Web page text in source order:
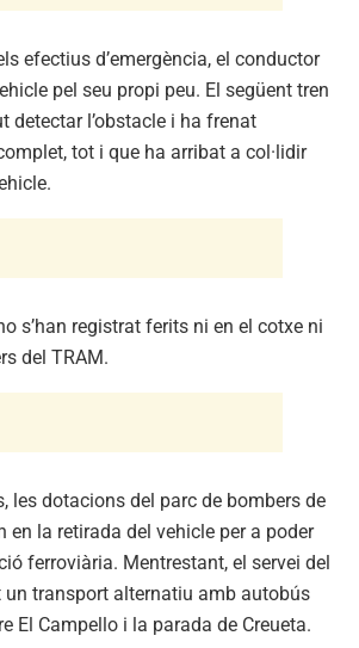
efectius d’emergència, el conductor
pel seu propi peu. El següent tren
detectar l’obstacle i ha frenat
tot i que ha arribat a col·lidir
s’han registrat ferits ni en el cotxe ni
del TRAM.
les dotacions del parc de bombers de
en la retirada del vehicle per a poder
ferroviària. Mentrestant, el servei del
transport alternatiu amb autobús
El Campello i la parada de Creueta.